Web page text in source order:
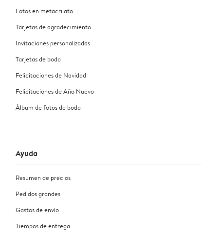
Fotos en metacrilato
Tarjetas de agradecimiento
Invitaciones personalizadas
Tarjetas de boda
Felicitaciones de Navidad
Felicitaciones de Año Nuevo
Álbum de fotos de boda
Ayuda
Resumen de precios
Pedidos grandes
Gastos de envío
Tiempos de entrega